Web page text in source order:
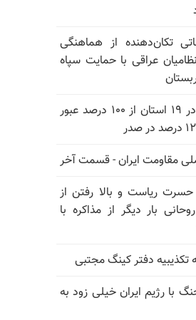
تکان‌دهنده از هماهنگی
عراقی با حمایت سپاه
شاخص فلاکت در ۱۹ استان از ۱۰۰ درصد عبور
مقاومت ایران - قسمت آخر
ریاست و بالا رفتن از
بار دیگر از مذاکره با
تکذیبیه دفتر کینگ مجتبی
با رژیم ایران خیلی زود به